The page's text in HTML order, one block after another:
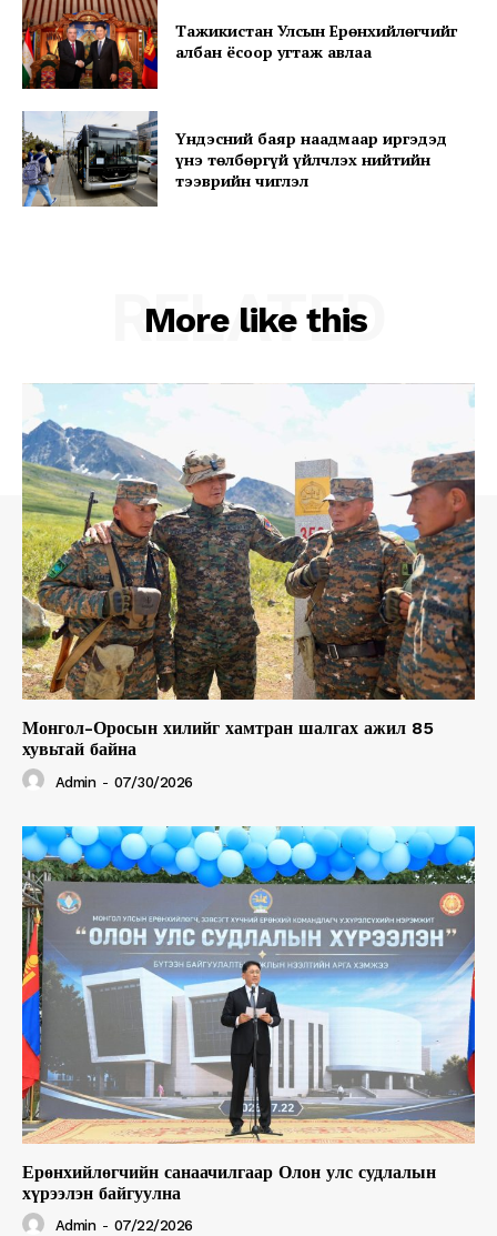
Тажикистан Улсын Ерөнхийлөгчийг
албан ёсоор угтаж авлаа
Үндэсний баяр наадмаар иргэдэд
үнэ төлбөргүй үйлчлэх нийтийн
тээврийн чиглэл
More like this
RELATED
Монгол-Оросын хилийг хамтран шалгах ажил 85
хувьтай байна
Admin - 07/30/2026
Ерөнхийлөгчийн санаачилгаар Олон улс судлалын
хүрээлэн байгуулна
Admin - 07/22/2026